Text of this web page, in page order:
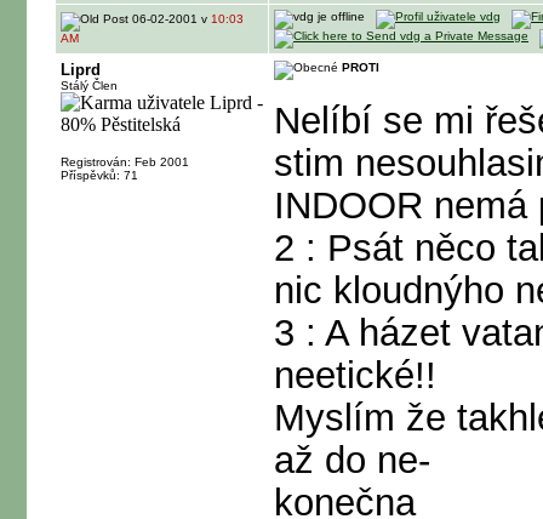
06-02-2001 v 10:03
AM
Liprd
Stálý Člen
Registrován: Feb 2001
Příspěvků: 71
PROTI
Nelíbí se mi
stim
INDOOR nemá
2 : Psát něco
nic kloudnýho
3 : A házet
neetické!!
Myslím že
až do ne-
konečna